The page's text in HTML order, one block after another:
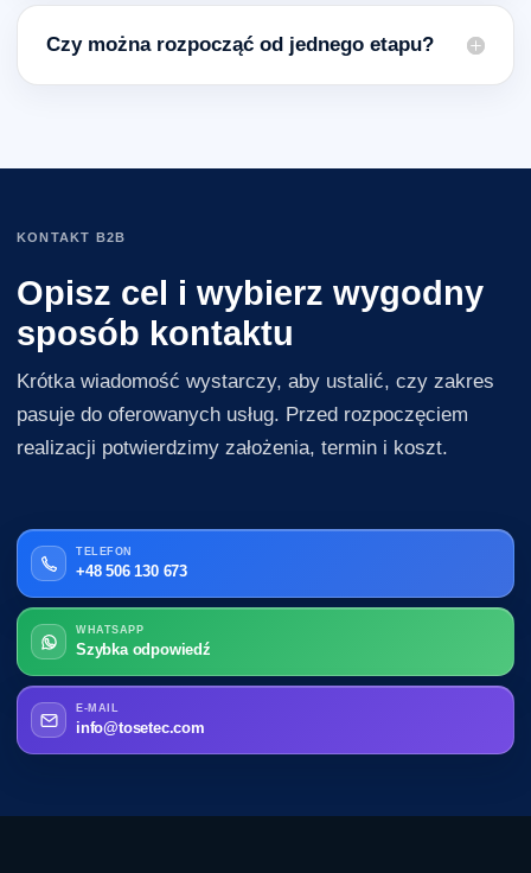
Czy można rozpocząć od jednego etapu?
KONTAKT B2B
Opisz cel i wybierz wygodny
sposób kontaktu
Krótka wiadomość wystarczy, aby ustalić, czy zakres
pasuje do oferowanych usług. Przed rozpoczęciem
realizacji potwierdzimy założenia, termin i koszt.
TELEFON
+48 506 130 673
WHATSAPP
Szybka odpowiedź
E-MAIL
info@tosetec.com